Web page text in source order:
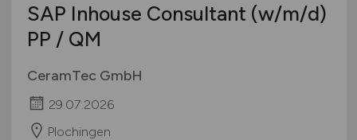
SAP Inhouse Consultant (w/m/d)
PP / QM
CeramTec GmbH
29.07.2026
Plochingen